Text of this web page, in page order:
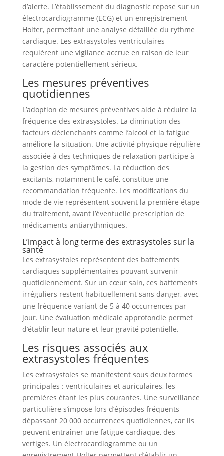
d’alerte. L’établissement du diagnostic repose sur un
électrocardiogramme (ECG) et un enregistrement
Holter, permettant une analyse détaillée du rythme
cardiaque. Les extrasystoles ventriculaires
requièrent une vigilance accrue en raison de leur
caractère potentiellement sérieux.
Les mesures préventives
quotidiennes
L’adoption de mesures préventives aide à réduire la
fréquence des extrasystoles. La diminution des
facteurs déclenchants comme l’alcool et la fatigue
améliore la situation. Une activité physique régulière
associée à des techniques de relaxation participe à
la gestion des symptômes. La réduction des
excitants, notamment le café, constitue une
recommandation fréquente. Les modifications du
mode de vie représentent souvent la première étape
du traitement, avant l’éventuelle prescription de
médicaments antiarythmiques.
L’impact à long terme des extrasystoles sur la
santé
Les extrasystoles représentent des battements
cardiaques supplémentaires pouvant survenir
quotidiennement. Sur un cœur sain, ces battements
irréguliers restent habituellement sans danger, avec
une fréquence variant de 5 à 40 occurrences par
jour. Une évaluation médicale approfondie permet
d’établir leur nature et leur gravité potentielle.
Les risques associés aux
extrasystoles fréquentes
Les extrasystoles se manifestent sous deux formes
principales : ventriculaires et auriculaires, les
premières étant les plus courantes. Une surveillance
particulière s’impose lors d’épisodes fréquents
dépassant 20 000 occurrences quotidiennes, car ils
peuvent entraîner une fatigue cardiaque, des
vertiges. Un électrocardiogramme ou un